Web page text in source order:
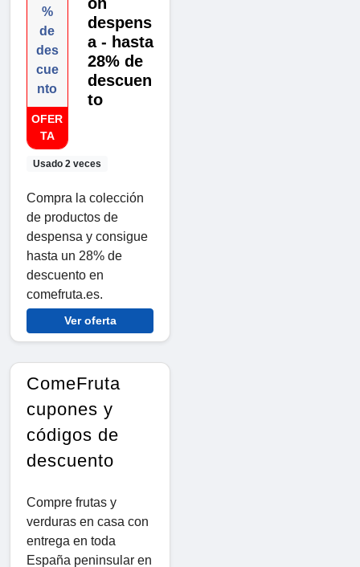
%
de
des
cue
nto
OFER
TA
Usado 2 veces
despens
a - hasta
28% de
descuen
to
Compra la colección
de productos de
despensa y consigue
hasta un 28% de
descuento en
comefruta.es.
Ver oferta
ComeFruta
cupones y
códigos de
descuento
Compre frutas y
verduras en casa con
entrega en toda
España peninsular en